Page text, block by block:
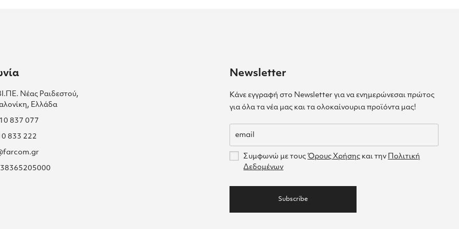
Νέας Ραιδεστού,
Ελλάδα
837 077
833 222
Newsletter
Κάνε εγγραφή στο Newsletter για να ενημερώνεσαι πρώτος
για όλα τα νέα μας και τα ολοκαίνουρια προϊόντα μας!
Συμφωνώ με τουςΌρους Χρήσης και την Πολιτική
Δεδομένων
Subscribe